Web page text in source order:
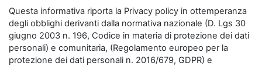
Questa informativa riporta la Privacy policy in ottemperanza
degli obblighi derivanti dalla normativa nazionale (D. Lgs 30
giugno 2003 n. 196, Codice in materia di protezione dei dati
personali) e comunitaria, (Regolamento europeo per la
protezione dei dati personali n. 2016/679, GDPR) e